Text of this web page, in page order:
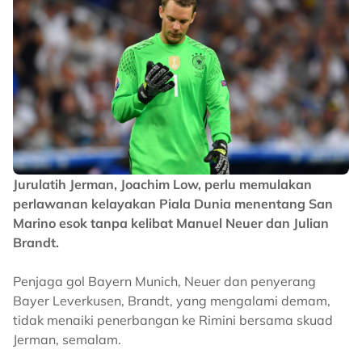
Jurulatih Jerman, Joachim Low, perlu memulakan
perlawanan kelayakan Piala Dunia menentang San
Marino esok tanpa kelibat Manuel Neuer dan Julian
Brandt.
Penjaga gol Bayern Munich, Neuer dan penyerang
Bayer Leverkusen, Brandt, yang mengalami demam,
tidak menaiki penerbangan ke Rimini bersama skuad
Jerman, semalam.